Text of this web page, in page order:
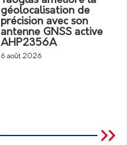
géolocalisation de
précision avec son
antenne GNSS active
AHP2356A
6 août 2026